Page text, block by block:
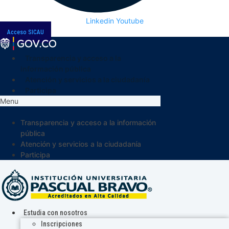
Linkedin Youtube
Acceso SICAU
Menu
Transparencia y acceso a la información
pública
Atención y servicios a la ciudadanía
Participa
Estudia con nosotros
Inscripciones